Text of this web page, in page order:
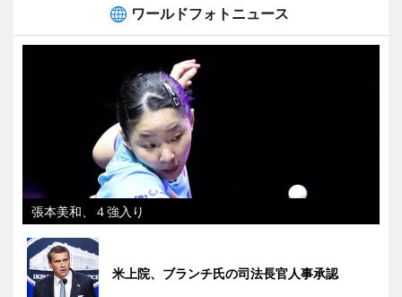
ワールドフォトニュース
張本美和、４強入り
米上院、ブランチ氏の司法長官人事承認